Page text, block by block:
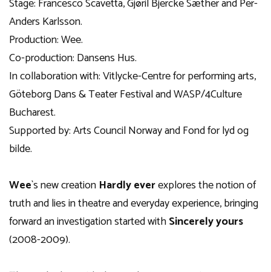
Stage: Francesco Scavetta, Gjøril Bjercke Sæther and Per-
Anders Karlsson.
Production: Wee.
Co-production: Dansens Hus.
In collaboration with: Vitlycke-Centre for performing arts,
Göteborg Dans & Teater Festival and WASP/4Culture
Bucharest.
Supported by: Arts Council Norway and Fond for lyd og
bilde.
Wee`s new creation Hardly everexplores the notion of
truth and lies in theatre and everyday experience, bringing
forward an investigation started withSincerely yours
(2008-2009).